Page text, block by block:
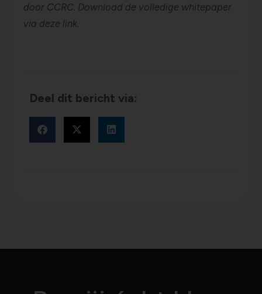
door CCRC. Download de volledige whitepaper
via deze link.
Deel dit bericht via: